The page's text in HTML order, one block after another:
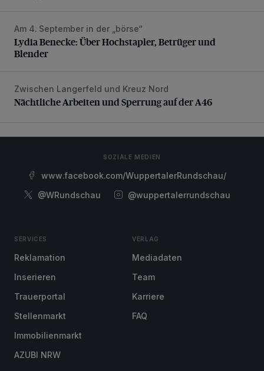
Lydia Benecke: Über Hochstapler, Betrüger und Blender
Am 4. September in der „börse“
Lydia Benecke: Über Hochstapler, Betrüger und
Blender
Nächtliche Arbeiten und Sperrung auf der A46
Zwischen Langerfeld und Kreuz Nord
Nächtliche Arbeiten und Sperrung auf der A46
SOZIALE MEDIEN
www.facebook.com/WuppertalerRundschau/
@WRundschau
@wuppertalerrundschau
SERVICES
Reklamation
Inserieren
Trauerportal
Stellenmarkt
Immobilienmarkt
AZUBI NRW
VERLAG
Mediadaten
Team
Karriere
FAQ